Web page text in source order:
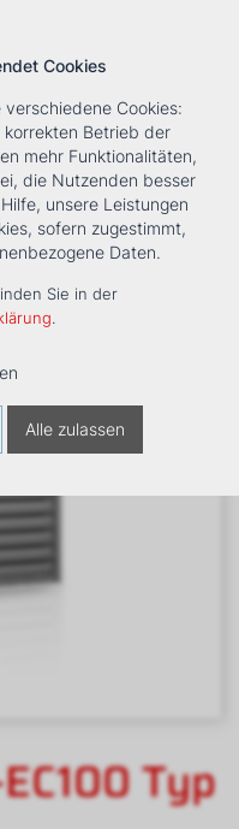
KontaktSuche
› LH ›
Typ
Cookies
Cookies:
Betrieb der
mehr Funktionalitäten,
die Nutzenden besser
unsere Leistungen
sofern zugestimmt,
Daten.
Sie in der
.
Alle zulassen